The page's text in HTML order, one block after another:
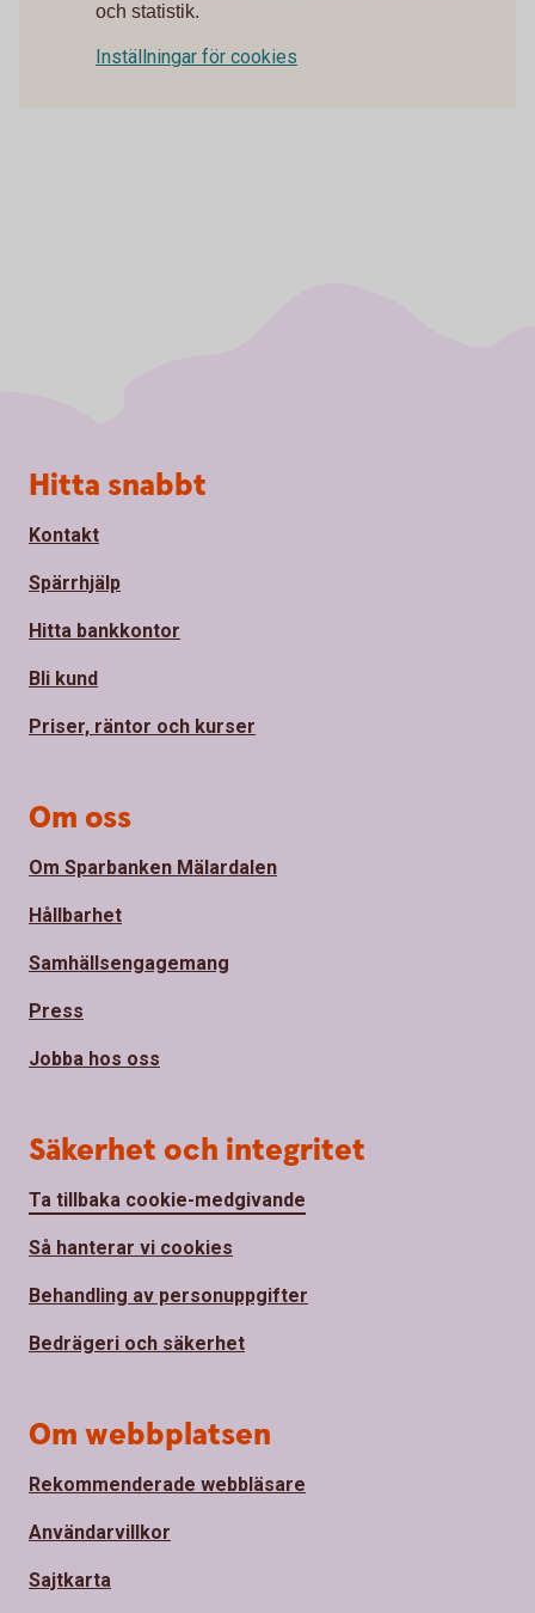
och statistik.
Inställningar för cookies
Sidfot
Hitta snabbt
Kontakt
Spärrhjälp
Hitta bankkontor
Bli kund
Priser, räntor och kurser
Om oss
Om Sparbanken Mälardalen
Hållbarhet
Samhällsengagemang
Press
Jobba hos oss
Säkerhet och integritet
Ta tillbaka cookie-medgivande
Så hanterar vi cookies
Behandling av personuppgifter
Bedrägeri och säkerhet
Om webbplatsen
Rekommenderade webbläsare
Användarvillkor
Sajtkarta